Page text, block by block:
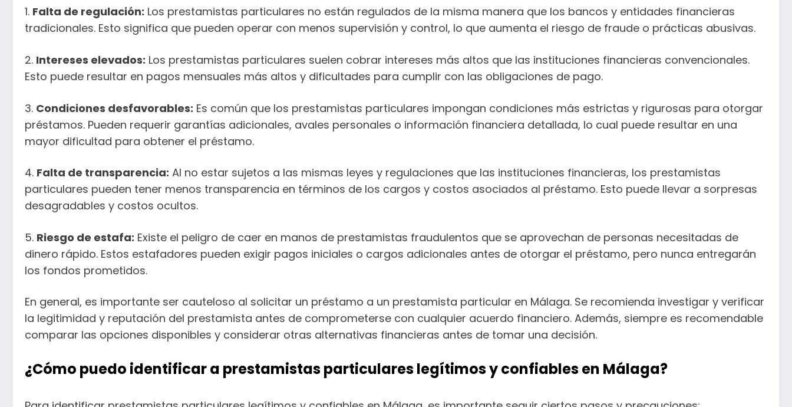
1. Falta de regulación: Los prestamistas particulares no están regulados de la misma manera que los bancos y entidades financieras
tradicionales. Esto significa que pueden operar con menos supervisión y control, lo que aumenta el riesgo de fraude o prácticas abusivas.
2. Intereses elevados: Los prestamistas particulares suelen cobrar intereses más altos que las instituciones financieras convencionales.
Esto puede resultar en pagos mensuales más altos y dificultades para cumplir con las obligaciones de pago.
3. Condiciones desfavorables: Es común que los prestamistas particulares impongan condiciones más estrictas y rigurosas para otorgar
préstamos. Pueden requerir garantías adicionales, avales personales o información financiera detallada, lo cual puede resultar en una
mayor dificultad para obtener el préstamo.
4. Falta de transparencia: Al no estar sujetos a las mismas leyes y regulaciones que las instituciones financieras, los prestamistas
particulares pueden tener menos transparencia en términos de los cargos y costos asociados al préstamo. Esto puede llevar a sorpresas
desagradables y costos ocultos.
5. Riesgo de estafa: Existe el peligro de caer en manos de prestamistas fraudulentos que se aprovechan de personas necesitadas de
dinero rápido. Estos estafadores pueden exigir pagos iniciales o cargos adicionales antes de otorgar el préstamo, pero nunca entregarán
los fondos prometidos.
En general, es importante ser cauteloso al solicitar un préstamo a un prestamista particular en Málaga. Se recomienda investigar y verificar
la legitimidad y reputación del prestamista antes de comprometerse con cualquier acuerdo financiero. Además, siempre es recomendable
comparar las opciones disponibles y considerar otras alternativas financieras antes de tomar una decisión.
¿Cómo puedo identificar a prestamistas particulares legítimos y confiables en Málaga?